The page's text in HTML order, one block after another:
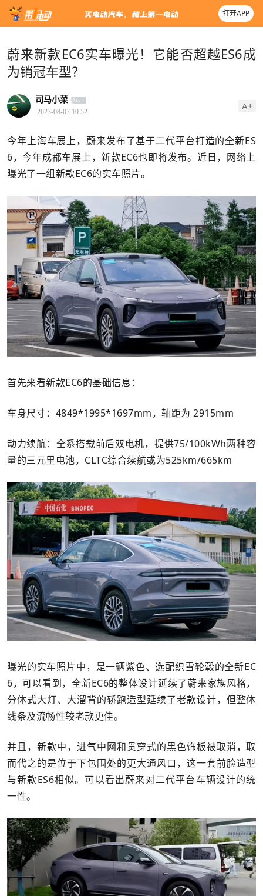
打开APP
蔚来新款EC6实车曝光！它能否超越ES6成
为销冠车型？
司马小菜
2023-08-07 10:52 A+
今年上海车展上，蔚来发布了基于二代平台打造的全新ES
6，今年成都车展上，新款EC6也即将发布。近日，网络上
曝光了一组新款EC6的实车照片。
首先来看新款EC6的基础信息：
车身尺寸：4849*1995*1697mm，轴距为 2915mm
动力续航：全系搭载前后双电机，提供75/100kWh两种容
量的三元里电池，CLTC综合续航或为525km/665km
曝光的实车照片中，是一辆紫色、选配织雪轮毂的全新EC
6，可以看到，全新EC6的整体设计延续了蔚来家族风格，
分体式大灯、大溜背的轿跑造型延续了老款设计，但整体
线条及流畅性较老款更佳。
并且，新款中，进气中网和贯穿式的黑色饰板被取消，取
而代之的是位于下包围处的更大通风口，这一套前脸造型
与新款ES6相似。可以看出蔚来对二代平台车辆设计的统
一性。